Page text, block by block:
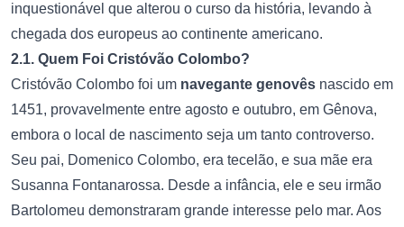
inquestionável que alterou o curso da história, levando à
chegada dos europeus ao continente americano.
2.1. Quem Foi Cristóvão Colombo?
Cristóvão Colombo foi um navegante genovês nascido em
1451, provavelmente entre agosto e outubro, em Gênova,
embora o local de nascimento seja um tanto controverso.
Seu pai, Domenico Colombo, era tecelão, e sua mãe era
Susanna Fontanarossa. Desde a infância, ele e seu irmão
Bartolomeu demonstraram grande interesse pelo mar. Aos